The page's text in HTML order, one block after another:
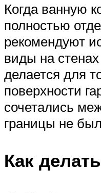
Когда ванную
полностью
рекомендуют
виды на
делается для
поверхности
сочетались
границы не
Как